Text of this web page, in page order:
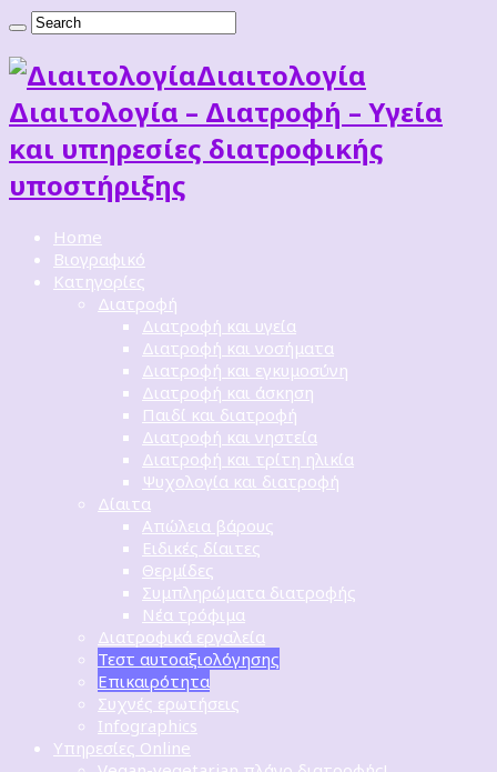
Διαιτoλογία
Διαιτολογία – Διατροφή – Υγεία
και υπηρεσίες διατροφικής
υποστήριξης
Home
Βιογραφικό
Κατηγορίες
Διατροφή
Διατροφή και υγεία
Διατροφή και νοσήματα
Διατροφή και εγκυμοσύνη
Διατροφή και άσκηση
Παιδί και διατροφή
Διατροφή και νηστεία
Διατροφή και τρίτη ηλικία
Ψυχολογία και διατροφή
Δίαιτα
Απώλεια βάρους
Ειδικές δίαιτες
Θερμίδες
Συμπληρώματα διατροφής
Νέα τρόφιμα
Διατροφικά εργαλεία
Τεστ αυτοαξιολόγησης
Επικαιρότητα
Συχνές ερωτήσεις
Infographics
Υπηρεσίες Online